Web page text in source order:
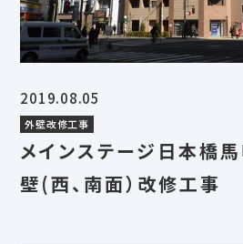
2019.08.05
外壁改修工事
メインステージ日本橋
壁(西、南面）改修工事